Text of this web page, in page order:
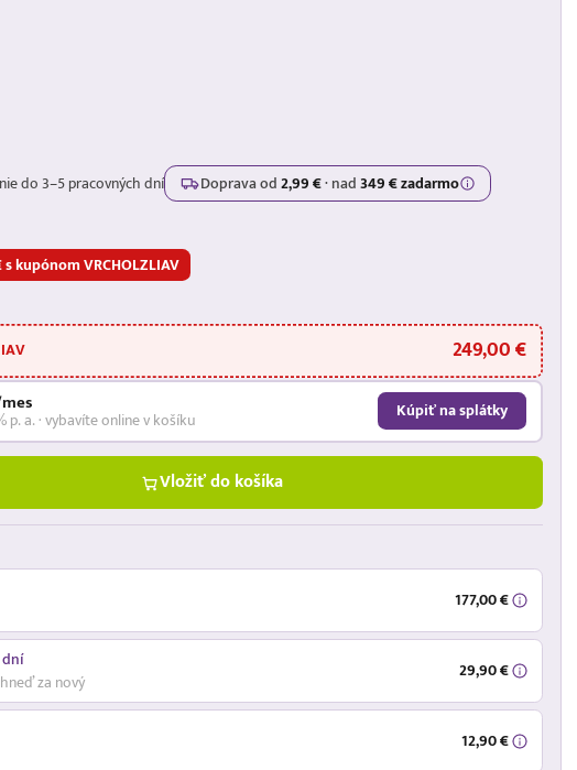
do 3–5 pracovných dní Doprava od2,99 €·nad349 € zadarmo
kupónom VRCHOLZLIAV
249,00 €
p. a. · vybavíte online v košíku Kúpiť na splátky
Vložiť do košíka
177,00 €
za nový
29,90 €
12,90 €